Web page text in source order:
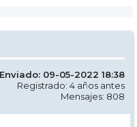
Enviado: 09-05-2022 18:38
Registrado: 4 años antes
Mensajes: 808